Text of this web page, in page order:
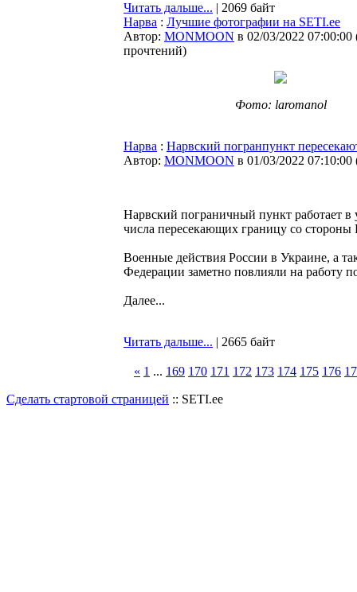
Читать дальше... | 2069 байт
Нарва : Лучшие фотографии на SETI.ee
Автор: MONMOON в 02/03/2022 07:00:00
прочтений)
Фото: laromanol
Нарва : Нарвский погранпункт
Автор: MONMOON в 01/03/2022 07:10:00
Нарвский пограничный пункт работает
числа пересекающих границу со стороны
Военные действия России в Украине, а
Федерации заметно повлияли на работу
Далее...
Читать дальше... | 2665 байт
« 1 ... 169 170 171 172 173 174 175 176
Сделать стартовой страницей :: SETI.ee